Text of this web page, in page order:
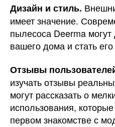
Дизайн и стиль.
имеет значение.
пылесоса Deerma
вашего дома и стать
Отзывы
изучать отзывы
могут рассказать о
использования,
первом знакомстве с